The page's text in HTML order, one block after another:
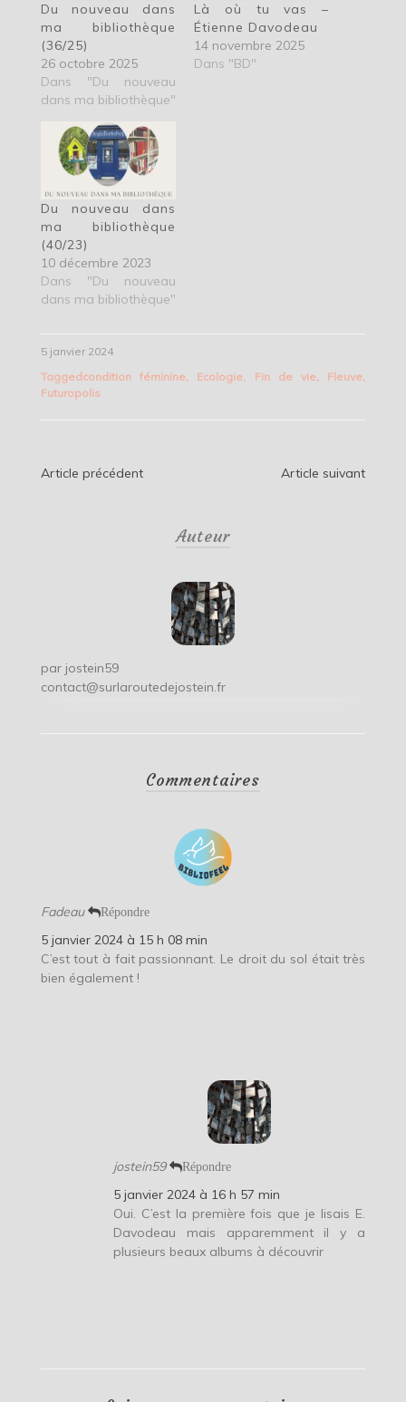
Du nouveau dans
ma bibliothèque
(36/25)
26 octobre 2025
Dans "Du nouveau
dans ma bibliothèque"
Là où tu vas –
Étienne Davodeau
14 novembre 2025
Dans "BD"
Du nouveau dans
ma bibliothèque
(40/23)
10 décembre 2023
Dans "Du nouveau
dans ma bibliothèque"
5 janvier 2024
Taggedcondition féminine Ecologie Fin de vie, Fleuve
Futuropolis
Navigation
Article précédent Article suivant
Auteur
par jostein59
contact@surlaroutedejostein.fr
Commentaires
Fadeau Répondre
5 janvier 2024 à 15 h 08 min
C’est tout à fait passionnant. Le droit du sol était très
bien également !
jostein59 Répondre
5 janvier 2024 à 16 h 57 min
Oui. C’est la première fois que je lisais E.
Davodeau mais apparemment il y a
plusieurs beaux albums à découvrir